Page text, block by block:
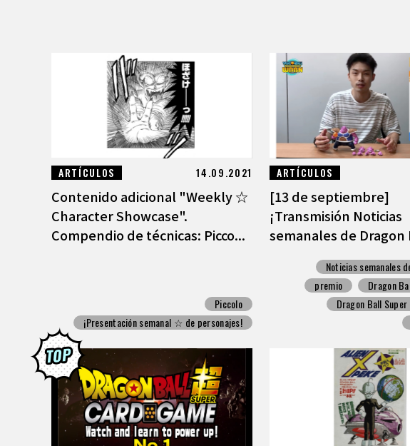
ARTÍCULOS 14.09.2021
Contenido adicional "Weekly ☆
Character Showcase".
Compendio de técnicas: Picco...
Piccolo
¡Presentación semanal ☆ de personajes!
ARTÍCULOS
[13 de septiembre]
¡Transmisión Noticias
semanales de Dragon
Noticias semanales
premio
Dragon
Dragon Ball Super